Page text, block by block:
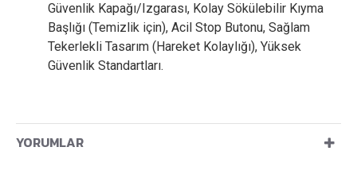
Güvenlik Kapağı/Izgarası, Kolay Sökülebilir Kıyma
Başlığı (Temizlik için), Acil Stop Butonu, Sağlam
Tekerlekli Tasarım (Hareket Kolaylığı), Yüksek
Güvenlik Standartları.
YORUMLAR